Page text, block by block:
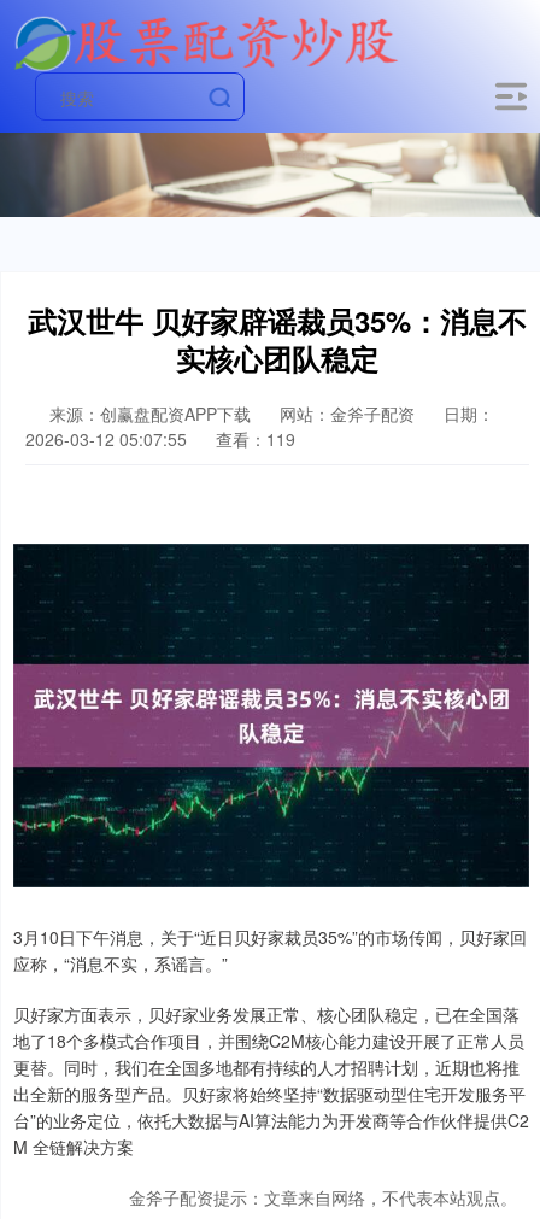
武汉世牛 贝好家辟谣裁员35%：消息不
实核心团队稳定
来源：创赢盘配资APP下载 网站：金斧子配资
日期：
2026-03-12 05:07:55
查看：119
3月10日下午消息，关于“近日贝好家裁员35%”的市场传闻，贝好家回
应称，“消息不实，系谣言。”
贝好家方面表示，贝好家业务发展正常、核心团队稳定，已在全国落
地了18个多模式合作项目，并围绕C2M核心能力建设开展了正常人员
更替。同时，我们在全国多地都有持续的人才招聘计划，近期也将推
出全新的服务型产品。贝好家将始终坚持“数据驱动型住宅开发服务平
台”的业务定位，依托大数据与AI算法能力为开发商等合作伙伴提供C2
M 全链解决方案
金斧子配资提示：文章来自网络，不代表本站观点。